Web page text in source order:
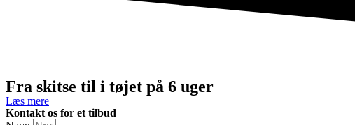
Fra skitse til i tøjet på 6 uger
Læs mere
Kontakt os for et tilbud